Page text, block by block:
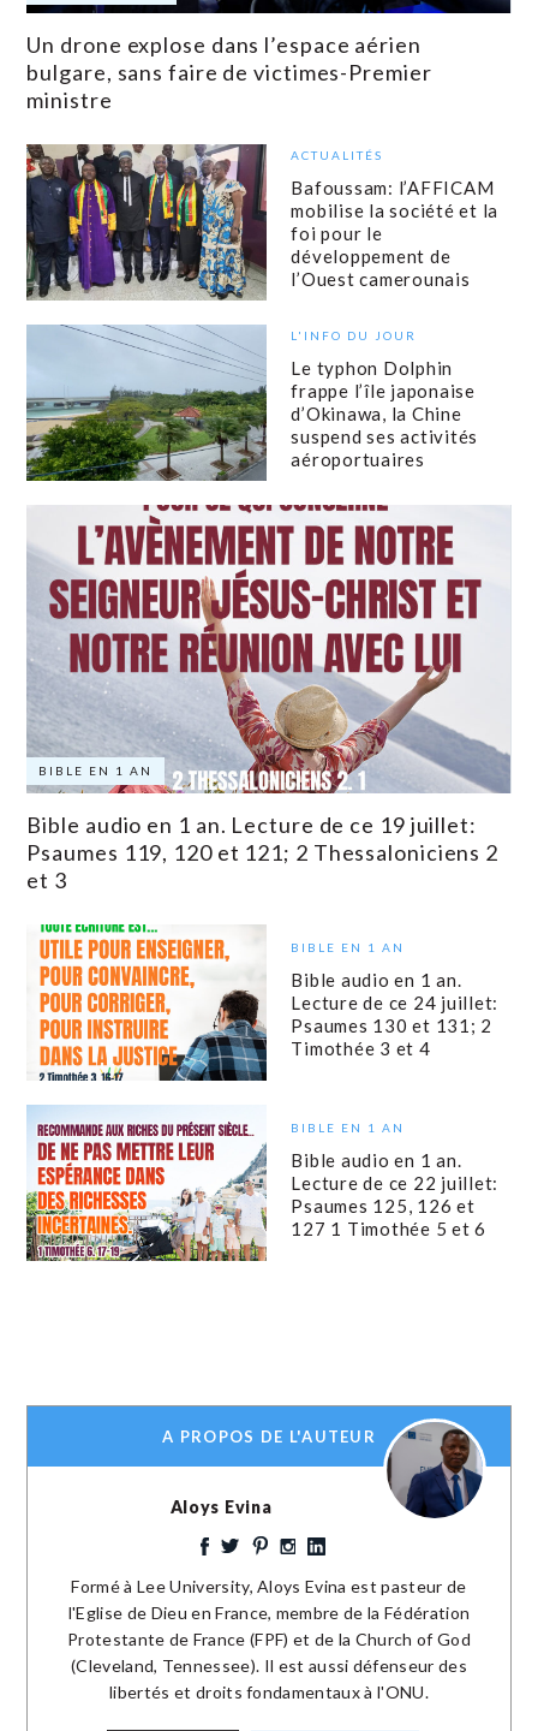
Un drone explose dans l’espace aérien
bulgare, sans faire de victimes-Premier
ministre
ACTUALITÉS
Bafoussam: l’AFFICAM
mobilise la société et la
foi pour le
développement de
l’Ouest camerounais
L'INFO DU JOUR
Le typhon Dolphin
frappe l’île japonaise
d’Okinawa, la Chine
suspend ses activités
aéroportuaires
BIBLE EN 1 AN
Bible audio en 1 an. Lecture de ce 19 juillet:
Psaumes 119, 120 et 121; 2 Thessaloniciens 2
et 3
BIBLE EN 1 AN
Bible audio en 1 an.
Lecture de ce 24 juillet:
Psaumes 130 et 131; 2
Timothée 3 et 4
BIBLE EN 1 AN
Bible audio en 1 an.
Lecture de ce 22 juillet:
Psaumes 125, 126 et
127 1 Timothée 5 et 6
A PROPOS DE L'AUTEUR
Aloys Evina
Formé à Lee University, Aloys Evina est pasteur de
l'Eglise de Dieu en France, membre de la Fédération
Protestante de France (FPF) et de la Church of God
(Cleveland, Tennessee). Il est aussi défenseur des
libertés et droits fondamentaux à l'ONU.